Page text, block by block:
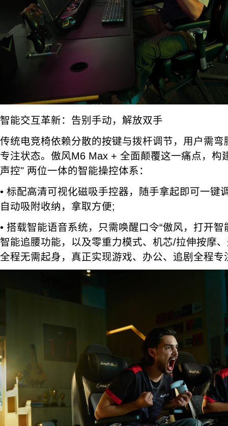
智能交互革新：告别手动，解放双手
传统电竞椅依赖分散的按键与拨杆调节，用户需
专注状态。傲风M6 Max + 全面颠覆这一痛点，构
声控" 两位一体的智能操控体系：
• 标配高清可视化磁吸手控器，随手拿起即可一键
自动吸附收纳，拿取方便;
• 搭载智能语音系统，只需唤醒口令“傲风，打开
智能追腰功能，以及零重力模式、机芯/拉伸按摩
全程无需起身，真正实现游戏、办公、追剧全程专